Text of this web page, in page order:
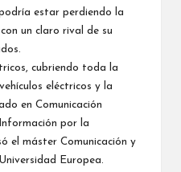
estar perdiendo la
un claro rival de su
cubriendo toda la
eléctricos y la
en Comunicación
por la
el máster Comunicación y
Europea.